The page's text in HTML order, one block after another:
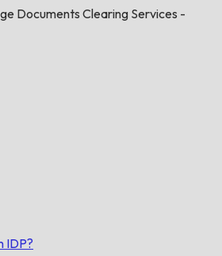
Documents Clearing Services -
IDP?